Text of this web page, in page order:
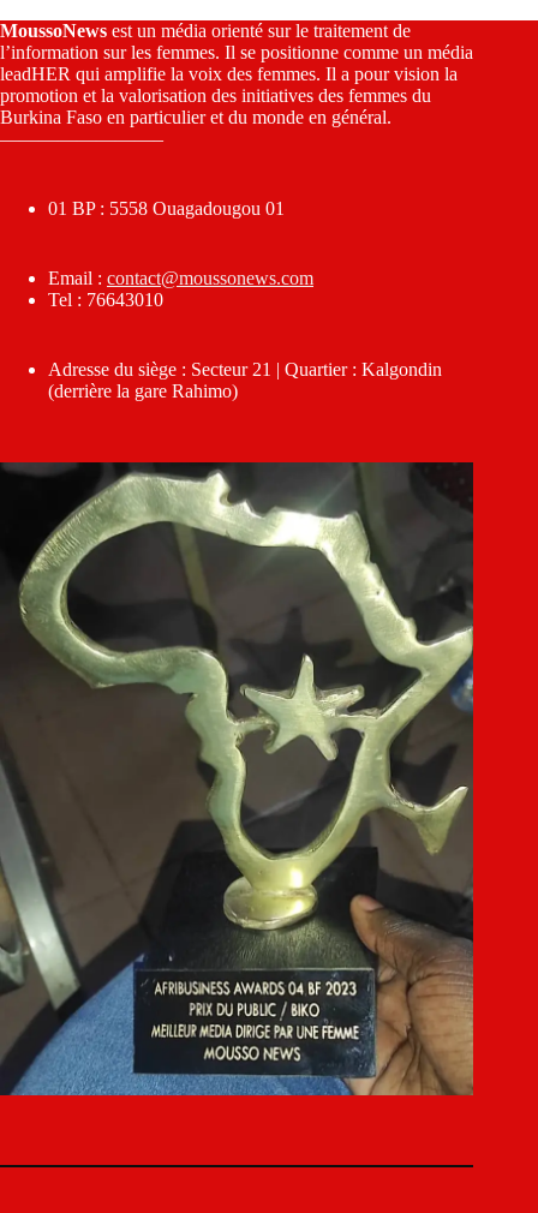
MoussoNews est un média orienté sur le traitement de
l’information sur les femmes. Il se positionne comme un média
leadHER qui amplifie la voix des femmes. Il a pour vision la
promotion et la valorisation des initiatives des femmes du
Burkina Faso en particulier et du monde en général.
————————–
01 BP : 5558 Ouagadougou 01
Email : contact@moussonews.com
Tel : 76643010
Adresse du siège : Secteur 21 | Quartier : Kalgondin
(derrière la gare Rahimo)